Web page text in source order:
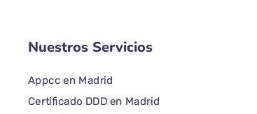
Nuestros Servicios
Appcc en Madrid
Certificado DDD en Madrid